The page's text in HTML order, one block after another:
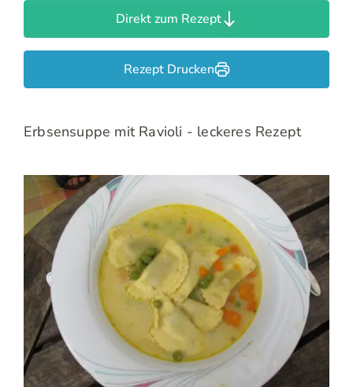
Direkt zum Rezept
Rezept Drucken
Erbsensuppe mit Ravioli - leckeres Rezept